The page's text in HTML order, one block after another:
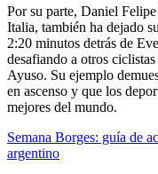
Por su parte, Daniel
Italia, también ha dejado
2:20 minutos detrás de
desafiando a otros
Ayuso. Su ejemplo
en ascenso y que los
mejores del mundo.
Semana Borges: guía de
argentino